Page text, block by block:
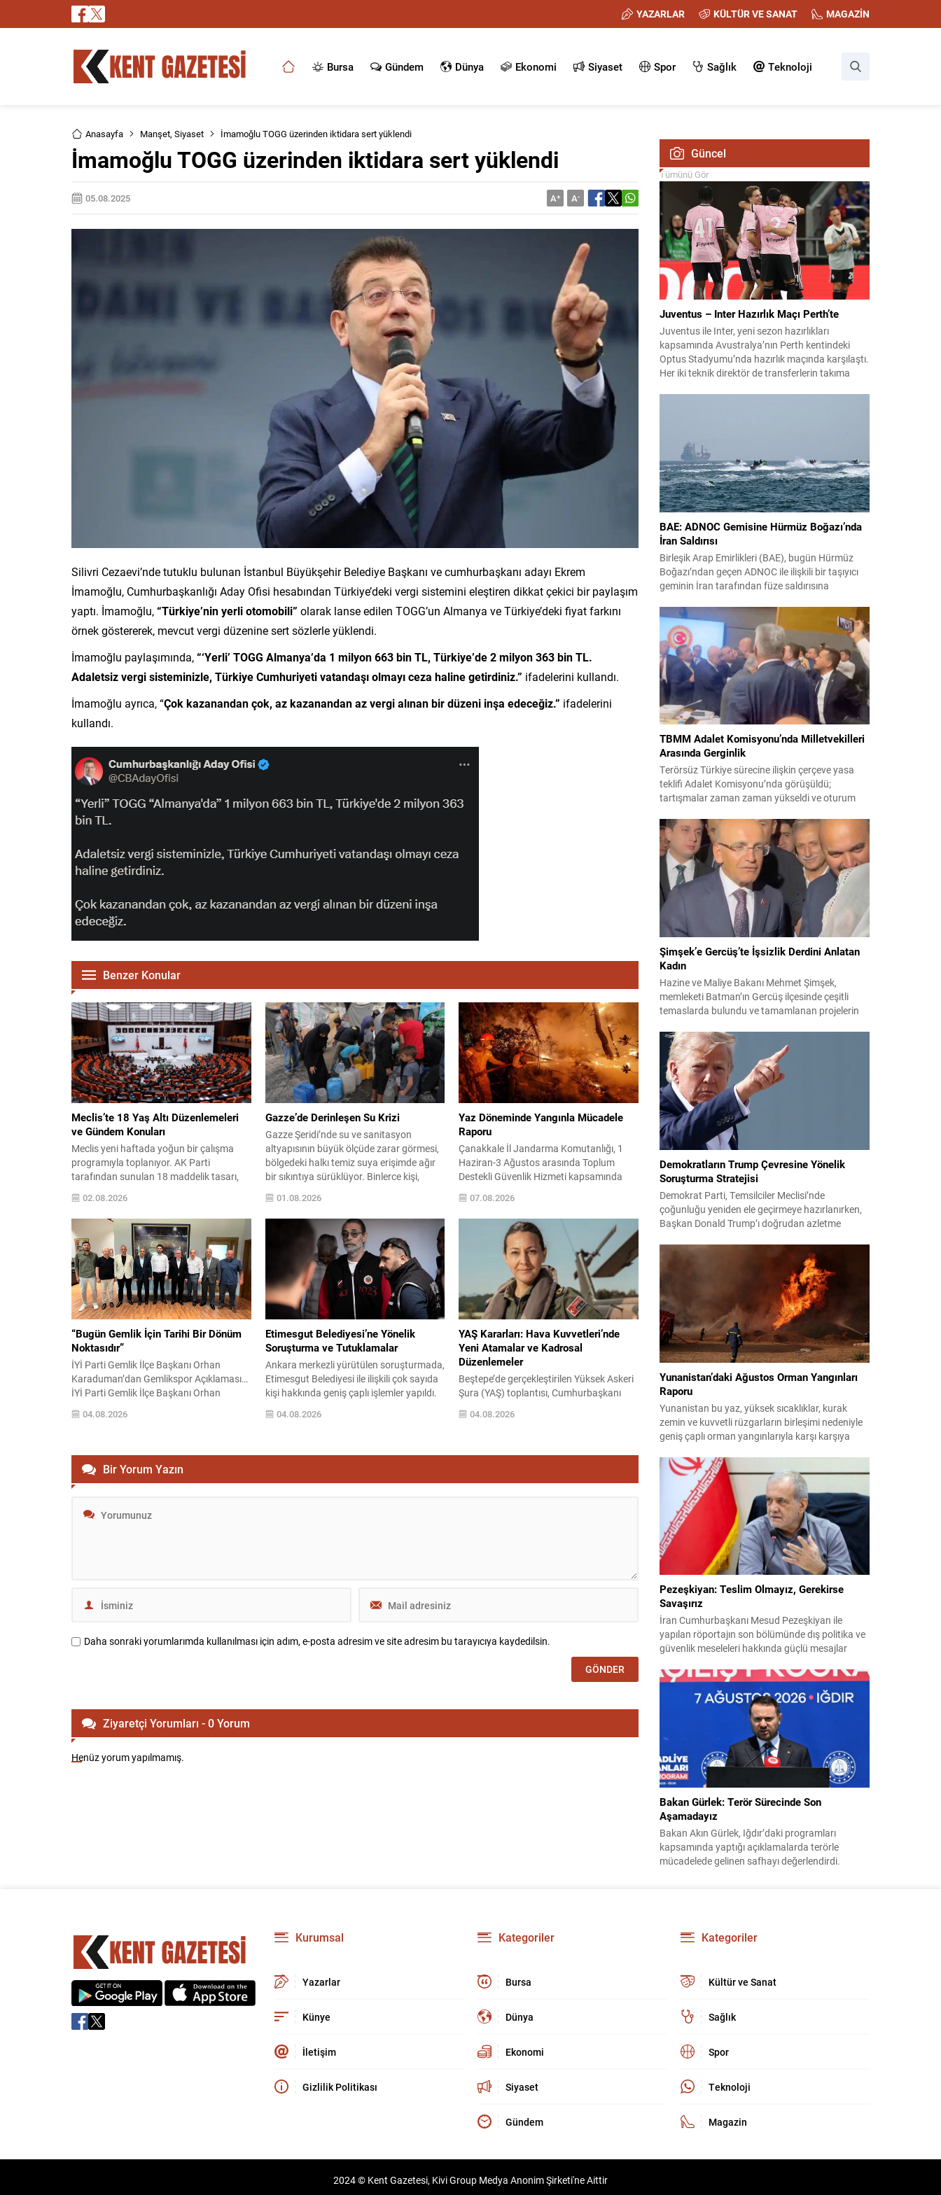
YAZARLAR KÜLTÜR VE SANAT MAGAZİN
Bursa Gündem Dünya Ekonomi Siyaset Spor Sağlık Teknoloji
Anasayfa Manşet, Siyaset İmamoğlu TOGG üzerinden iktidara sert yüklendi
İmamoğlu TOGG üzerinden iktidara sert yüklendi
05.08.2025 A+ A-
Silivri Cezaevi’nde tutuklu bulunan İstanbul Büyükşehir Belediye Başkanı ve cumhurbaşkanı adayı Ekrem
İmamoğlu, Cumhurbaşkanlığı Aday Ofisi hesabından Türkiye’deki vergi sistemini eleştiren dikkat çekici bir paylaşım
yaptı. İmamoğlu,“Türkiye’nin yerli otomobili” olarak lanse edilen TOGG’un Almanya ve Türkiye’deki fiyat farkını
örnek göstererek, mevcut vergi düzenine sert sözlerle yüklendi.
İmamoğlu paylaşımında,“‘Yerli’ TOGG Almanya’da 1 milyon 663 bin TL, Türkiye’de 2 milyon 363 bin TL.
Adaletsiz vergi sisteminizle, Türkiye Cumhuriyeti vatandaşı olmayı ceza haline getirdiniz.” ifadelerini kullandı.
İmamoğlu ayrıca, “Çok kazanandan çok, az kazanandan az vergi alınan bir düzeni inşa edeceğiz.” ifadelerini
kullandı.
Benzer Konular
Meclis’te 18 Yaş Altı Düzenlemeleri
ve Gündem Konuları
Meclis yeni haftada yoğun bir çalışma
programıyla toplanıyor. AK Parti
tarafından sunulan 18 maddelik tasarı,
18 yaşın altındaki suçlulara ilişkin cezai
sınırları değiştirmeyi hedefliyor ve Genel
Kurul gündemine gelmesi bekleniyor.
Teklif kapsamında, çocuk ve ergenlere
uygulanacak yaptırımlarda bazı üst
sınırlar artırılacak; ayrıca kullanılan
tanımlarda da düzenlemeye gidilerek
uygulamada bir değişiklik...
02.08.2026
Gazze’de Derinleşen Su Krizi
Gazze Şeridi’nde su ve sanitasyon
altyapısının büyük ölçüde zarar görmesi,
bölgedeki halkı temiz suya erişimde ağır
bir sıkıntıya sürüklüyor. Binlerce kişi,
saldırılar sonucu evlerini kaybedip
çadırlarda veya kamplarda yaşamak
zorunda kalırken temel yaşam ihtiyacı
olan suya ulaşabilmek için sürekli çaba
harcıyor. Su dağıtımları sınırlı ve düzensiz
olduğundan aileler süregelen
belirsizlikle...
01.08.2026
Yaz Döneminde Yangınla Mücadele
Raporu
Çanakkale İl Jandarma Komutanlığı, 1
Haziran-3 Ağustos arasında Toplum
Destekli Güvenlik Hizmeti kapsamında
orman ve kırsal alan yangınlarını
önlemeye yönelik kapsamlı bilgilendirme
çalışmaları yürüttü. On iki ilçede görev
yapan 178 tim ve 742 personel, sahada
aktif olarak halkı bilinçlendirdi ve denetim
faaliyetleri gerçekleştirdi. Faaliyetler
esnasında bin 315 biçerdöver ve balya...
07.08.2026
“Bugün Gemlik İçin Tarihi Bir Dönüm
Noktasıdır”
İYİ Parti Gemlik İlçe Başkanı Orhan
Karaduman’dan Gemlikspor Açıklaması…
İYİ Parti Gemlik İlçe Başkanı Orhan
Karaduman, Gemlikspor’un profesyonel
futbol hedefi doğrultusunda başlatılan
geleceği adına tarihi bir adım atıldığını
belirten Karaduman, sporun yalnızca
saha içinde kazanılan başarılarla sınırlı
04.08.2026
Etimesgut Belediyesi’ne Yönelik
Soruşturma ve Tutuklamalar
Ankara merkezli yürütülen soruşturmada,
Etimesgut Belediyesi ile ilişkili çok sayıda
kişi hakkında geniş çaplı işlemler yapıldı.
Soruşturma kapsamında düzenlenen eş
zamanlı operasyonlarda belediye
04.08.2026
YAŞ Kararları: Hava Kuvvetleri’nde
Yeni Atamalar ve Kadrosal
Düzenlemeler
Beştepe’de gerçekleştirilen Yüksek Askeri
Şura (YAŞ) toplantısı, Cumhurbaşkanı
Recep Tayyip Erdoğan’ın başkanlığında 2
saat 20 dakika sürdü. Toplantıda terfi,
04.08.2026
Bir Yorum Yazın
Daha sonraki yorumlarımda kullanılması için adım, e-posta adresim ve site adresim bu tarayıcıya kaydedilsin.
Ziyaretçi Yorumları - 0 Yorum
Henüz yorum yapılmamış.
Güncel
Tümünü Gör
Juventus – Inter Hazırlık Maçı Perth’te
Juventus ile Inter, yeni sezon hazırlıkları
kapsamında Avustralya’nın Perth kentindeki
Optus Stadyumu’nda hazırlık maçında karşılaştı.
Her iki teknik direktör de transferlerin takıma
Yıldız ilk 11’de görev alırken,...
BAE: ADNOC Gemisine Hürmüz Boğazı’nda
İran Saldırısı
Birleşik Arap Emirlikleri (BAE), bugün Hürmüz
Boğazı’ndan geçen ADNOC ile ilişkili bir taşıyıcı
geminin İran tarafından füze saldırısına
alındığını bildirirken saldırıyı kınadı ve Tahran’ı
korsanlıkla suçladı. WAM ajansının aktardığı ilk
açıklamada, ADNOC’a ait bir geminin sabah
saatlerinde hedef alındığı belirtildi; ilerleyen
dakikalarda ise BAE...
TBMM Adalet Komisyonu’nda Milletvekilleri
Arasında Gerginlik
Terörsüz Türkiye sürecine ilişkin çerçeve yasa
teklifi Adalet Komisyonu’nda görüşüldü;
tartışmalar zaman zaman yükseldi ve oturum
çalışmalarında kimi milletvekilleri arasında sözlü
gerilim yaşandı, daha sonra fiziksel arbede çıktı.
Görüşme sırasında İyi Parti ile MHP milletvekilleri
arasında söz düellosu başladı; taraflar birbirlerini
sert ifadelerle eleştirdi. Tartışma...
Şimşek’e Gercüş’te İşsizlik Derdini Anlatan
Kadın
Hazine ve Maliye Bakanı Mehmet Şimşek,
memleketi Batman’ın Gercüş ilçesinde çeşitli
temaslarda bulundu ve tamamlanan projelerin
sakinleriyle sohbet ettiği esnada bir yaşlı kadının
çocuklarının işsizliğine dair yakınmasını dinledi.
Kadının dertlerini Kürtçe olarak doğrudan Bakan
Şimşek’e aktarması, orada bulunanların ilgisini
çekti. Şimşek ise samimi bir...
Demokratların Trump Çevresine Yönelik
Soruşturma Stratejisi
Demokrat Parti, Temsilciler Meclisi’nde
çoğunluğu yeniden ele geçirmeye hazırlanırken,
Başkan Donald Trump’ı doğrudan azletme
hedef alan kapsamlı soruşturmalar yürütmeyi
planlıyor. Parti yöneticileri ve komisyon
danışmanları, şirketler, yükleniciler ve finans
kuruluşları üzerinden belge ve tanıklık toplama
yöntemlerini değerlendiriyor. Demokratlar, Beyaz
Saray’la doğrudan çatışmaya...
Yunanistan’daki Ağustos Orman Yangınları
Raporu
Yunanistan bu yaz, yüksek sıcaklıklar, kurak
zemin ve kuvvetli rüzgarların birleşimi nedeniyle
geniş çaplı orman yangınlarıyla karşı karşıya
yerleşim birimleri tahliye edildi ve geniş orman
alanları yok oldu. 31 Temmuz’da Attiki’nin batısı
ile Voiotia’da başlayan yangınlar yoğun
müdahale sonucu birkaç gün süren çabalarla...
Pezeşkiyan: Teslim Olmayız, Gerekirse
Savaşırız
İran Cumhurbaşkanı Mesud Pezeşkiyan ile
yapılan röportajın son bölümünde dış politika ve
güvenlik meseleleri hakkında güçlü mesajlar
hem de savunmaya hazır olduklarını vurguladı ve
uygulamaya konulamayan 14 Haziran
mutabakat zaptına ilişkin görüşlerini paylaştı.
“Mutabakat zaptını savunacağız; geri adım
atmayız” Pezeşkiyan, varılan anlaşmanın
savunulacağını belirterek,...
Bakan Gürlek: Terör Sürecinde Son
Aşamadayız
Bakan Akın Gürlek, Iğdır’daki programları
kapsamında yaptığı açıklamalarda terörle
mücadelede gelinen safhayı değerlendirdi.
insanımızın 40 yılı aşkın süredir kanayan yarası
olan bu tehlikeden, devletimizin kalkınması ve
Kurumsal
Yazarlar
Künye
İletişim
Gizlilik Politikası
Kategoriler
Bursa
Dünya
Ekonomi
Siyaset
Gündem
Kategoriler
Kültür ve Sanat
Sağlık
Spor
Teknoloji
Magazin
2024 © Kent Gazetesi, Kivi Group Medya Anonim Şirketi'ne Aittir